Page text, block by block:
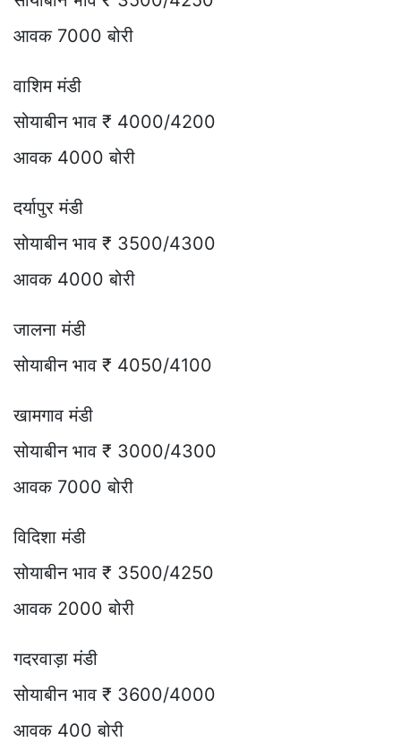
आवक 7000 बोरी
वाशिम मंडी
सोयाबीन भाव ₹ 4000/4200
आवक 4000 बोरी
दर्यापुर मंडी
सोयाबीन भाव ₹ 3500/4300
आवक 4000 बोरी
जालना मंडी
सोयाबीन भाव ₹ 4050/4100
खामगाव मंडी
सोयाबीन भाव ₹ 3000/4300
आवक 7000 बोरी
विदिशा मंडी
सोयाबीन भाव ₹ 3500/4250
आवक 2000 बोरी
गदरवाड़ा मंडी
सोयाबीन भाव ₹ 3600/4000
आवक 400 बोरी